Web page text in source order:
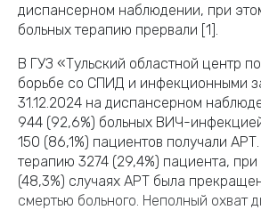
диспансерном наблюдении, при
больных терапию прервали [1].
В ГУЗ «Тульский областной центр
борьбе со СПИД и инфекционными
31.12.2024 на диспансерном
944 (92,6%) больных ВИЧ-
150 (86,1%) пациентов получали
терапию 3274 (29,4%) пациента, при
(48,3%) случаях АРТ была
смертью больного. Неполный охват